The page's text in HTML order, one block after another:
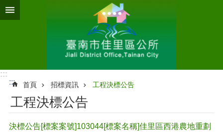
跳到主要內容區塊
:::
:::
首頁 招標資訊 工程決標公告
工程決標公告
決標公告[標案案號]103044[標案名稱]佳里區西港農地重劃